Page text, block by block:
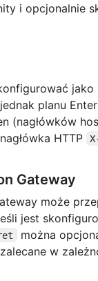
i opcjonalnie
jako
planu
(nagłówków
HTTP
Gateway
może
jest
można
w